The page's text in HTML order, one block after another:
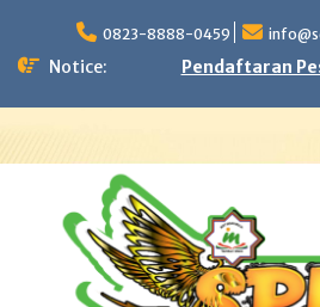
content
0823-8888-0459
Notice: Pendaftaran